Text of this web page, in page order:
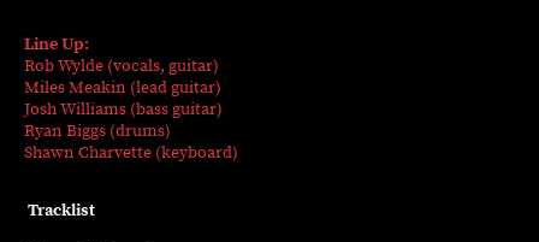
Line Up:
Rob Wylde (vocals, guitar)
Miles Meakin (leadguitar)
Josh Williams (bassguitar)
Ryan Biggs (drums)
Shawn Charvette (keyboard)
Tracklist